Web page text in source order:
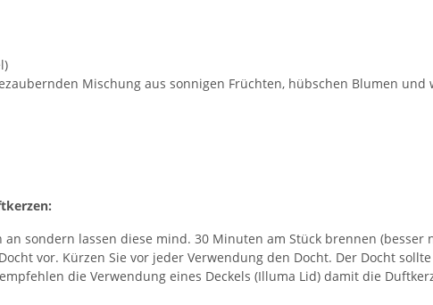
Mischung aus sonnigen Früchten, hübschen Blumen und
sondern lassen diese mind. 30 Minuten am Stück brennen (besser
vor. Kürzen Sie vor jeder Verwendung den Docht. Der Docht
die Verwendung eines Deckels (Illuma Lid) damit die